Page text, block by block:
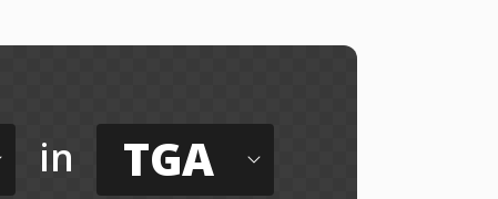
in TGA